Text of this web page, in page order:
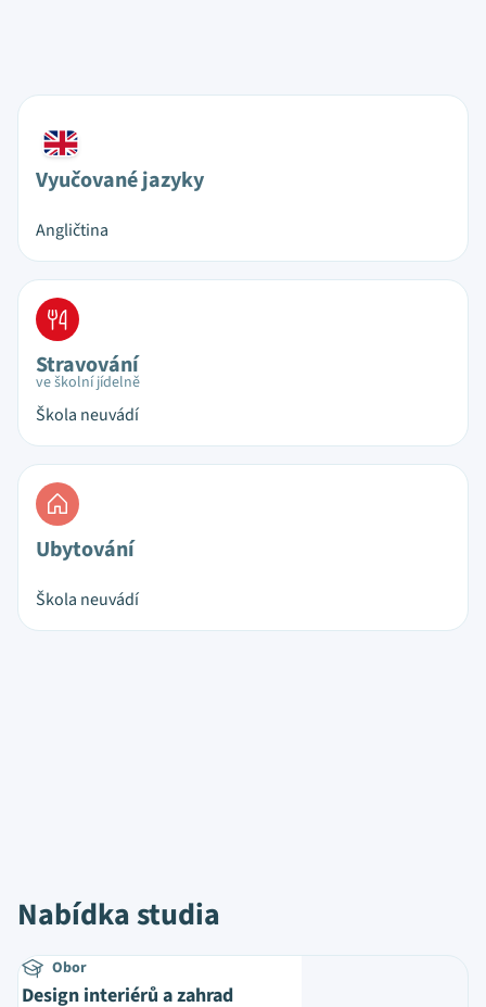
Vyučované jazyky
Angličtina
Stravování
ve školní jídelně
Škola neuvádí
Ubytování
Škola neuvádí
Nabídka studia
Obor
Design interiérů a zahrad